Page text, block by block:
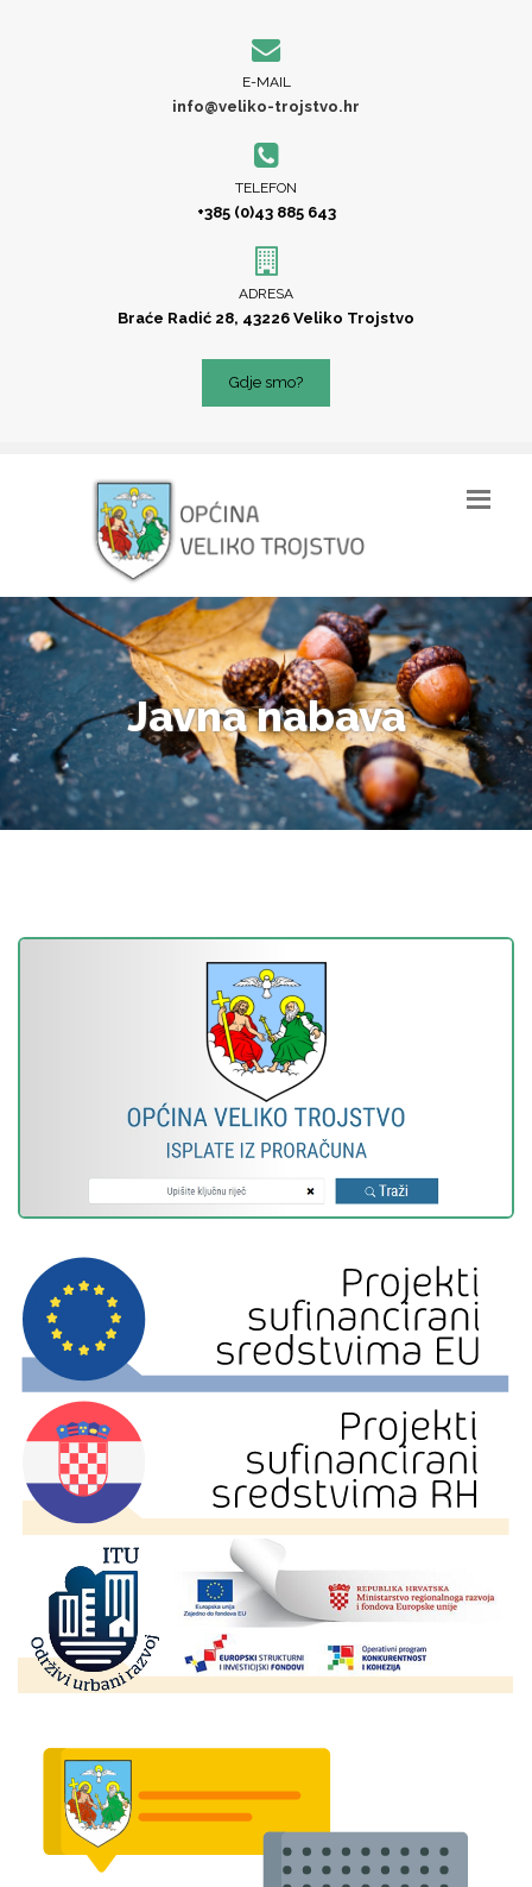
E-MAIL
info@veliko-trojstvo.hr
TELEFON
+385 (0)43 885 643
ADRESA
Braće Radić 28, 43226 Veliko Trojstvo
Gdje smo?
Javna nabava